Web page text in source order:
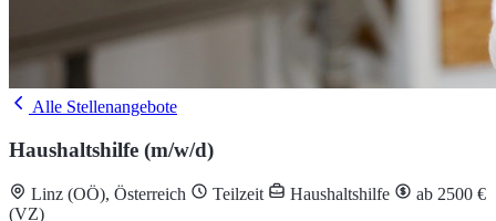
Alle Stellenangebote
Haushaltshilfe (m/w/d)
Linz (OÖ), Österreich Teilzeit Haushaltshilfe
ab 2500 €
(VZ)